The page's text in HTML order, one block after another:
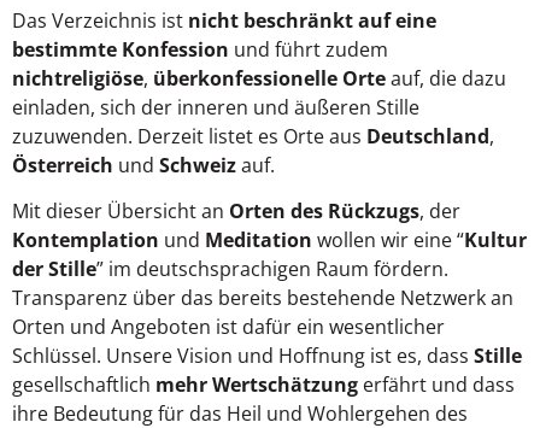
Das Verzeichnis ist nicht beschränkt auf eine
bestimmte Konfession und führt zudem
nichtreligiöse, überkonfessionelle Orteauf, die dazu
einladen, sich der inneren und äußeren Stille
zuzuwenden. Derzeit listet es Orte aus Deutschland,
Österreich und Schweizauf.
Mit dieser Übersicht an Orten des Rückzugs, der
Kontemplation und Meditation wollen wir eine “Kultur
der Stille” im deutschsprachigen Raum fördern.
Transparenz über das bereits bestehende Netzwerk an
Orten und Angeboten ist dafür ein wesentlicher
Schlüssel. Unsere Vision und Hoffnung ist es, dass Stille
gesellschaftlich mehr Wertschätzung erfährt und dass
ihre Bedeutung für das Heil und Wohlergehen des